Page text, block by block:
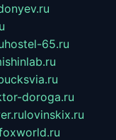
hostel-65.ru
doroga.ru
lovinskix.ru